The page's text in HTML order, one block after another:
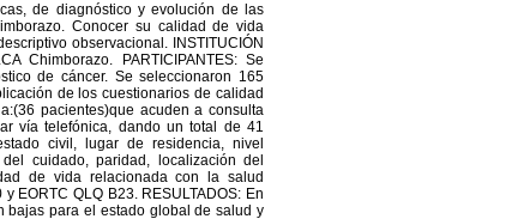
de diagnóstico y evolución de las
Conocer su calidad de vida
observacional. INSTITUCIÓN
Chimborazo. PARTICIPANTES: Se
de cáncer. Se seleccionaron 165
de los cuestionarios de calidad
pacientes)que acuden a consulta
vía telefónica, dando un total de 41
civil, lugar de residencia, nivel
cuidado, paridad, localización del
de vida relacionada con la salud
EORTC QLQ B23. RESULTADOS: En
bajas para el estado global de salud y